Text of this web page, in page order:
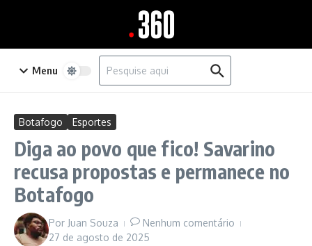
Menu
Procurar por:
Botafogo Esportes
Diga ao povo que fico! Savarino
recusa propostas e permanece no
Botafogo
Por Juan Souza
Nenhum comentário
27 de agosto de 2025